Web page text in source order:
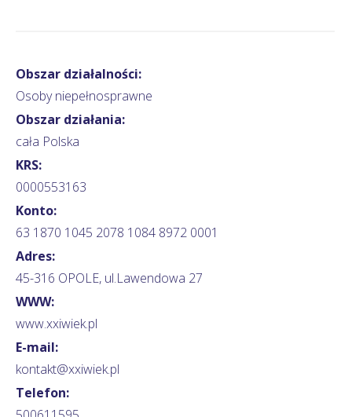
Obszar działalności:
Osoby niepełnosprawne
Obszar działania:
cała Polska
KRS:
0000553163
Konto:
63 1870 1045 2078 1084 8972 0001
Adres:
45-316 OPOLE, ul.Lawendowa 27
WWW:
www.xxiwiek.pl
E-mail:
kontakt@xxiwiek.pl
Telefon: